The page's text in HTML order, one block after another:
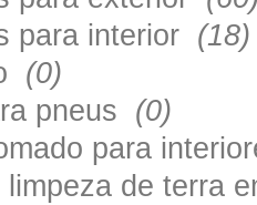
para interior (18)
(0)
pneus (0)
para
limpeza de terra